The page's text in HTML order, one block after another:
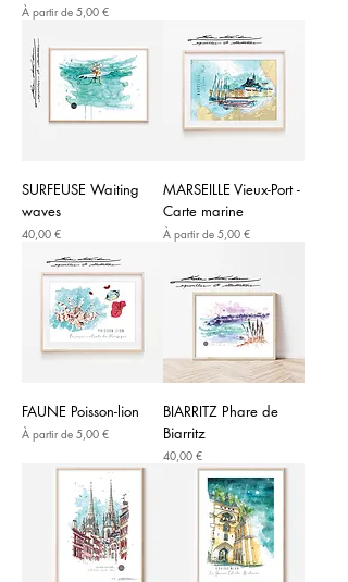
À partir de 5,00 €
Prix promotionnel
SURFEUSE Waiting
waves
Prix
40,00 €
MARSEILLE Vieux-Port -
Carte marine
À partir de 5,00 €
Prix promotionnel
FAUNE Poisson-lion
À partir de 5,00 €
Prix promotionnel
BIARRITZ Phare de
Biarritz
Prix
40,00 €